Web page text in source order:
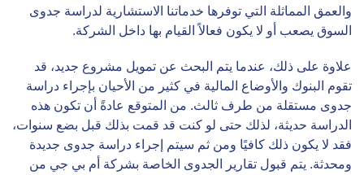
والعمق المماثلة التي توفرها خدماتنا الاستشارية لدراسة جدوى
السوق يصعب أو لا يكون فعالاً القيام بها داخل الشركة.
علاوة على ذلك، عندما يتم البحث عن تمويل مشروع جديد، قد
تقوم البنوك والأوضاع المالية في كثير من الأحيان بإجراء دراسة
جدوى مستقلة من طرف ثالث. من المتوقع عادةً أن تكون هذه
الدراسة حديثة، لذلك حتى لو كنت قد قمت بذلك قبل بضع سنوات،
فقد لا يكون ذلك كافيًا ومن ثم سيتم إجراء دراسة جدوى جديدة
ومحدثة. يتم قبول تقارير الجدوى الخاصة بشركة أم بي جي من